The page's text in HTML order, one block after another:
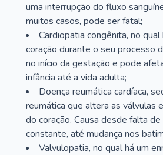
uma interrupção do fluxo
muitos casos, pode ser fatal;
Cardiopatia congênita, no qual
coração durante o seu processo
no início da gestação e pode
infância até a vida adulta;
Doença reumática cardíaca,
reumática que altera as válvulas
do coração. Causa desde falta de
constante, até mudança nos
Valvulopatia, no qual há um